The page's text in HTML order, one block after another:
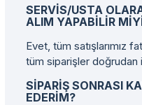
SERVIS/USTA
ALIM YAPABILIR
Evet, tüm satışlarımız
tüm siparişler
SIPARIŞ SONRASI
EDERIM?